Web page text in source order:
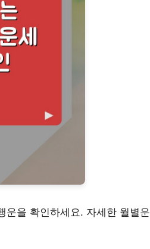
을 확인하세요. 자세한 월별운